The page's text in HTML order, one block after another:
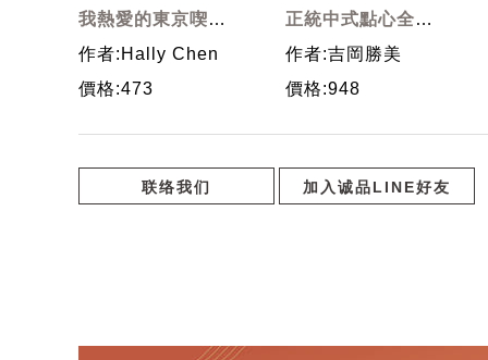
我熱愛的東京喫茶
店
作者:Hally Chen
價格:473
正統中式點心全
書: 師承香港傳奇
料理大師
作者:吉岡勝美
價格:948
联络我们 加入诚品LINE好友